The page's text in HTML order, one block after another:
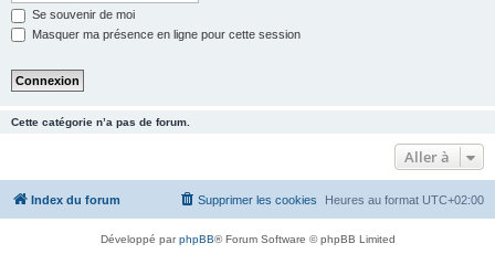
Se souvenir de moi
Masquer ma présence en ligne pour cette session
Cette catégorie n’a pas de forum.
Aller à
Index du forum Heures au format UTC+02:00
Supprimer les cookies
Développé parphpBB® Forum Software © phpBB Limited